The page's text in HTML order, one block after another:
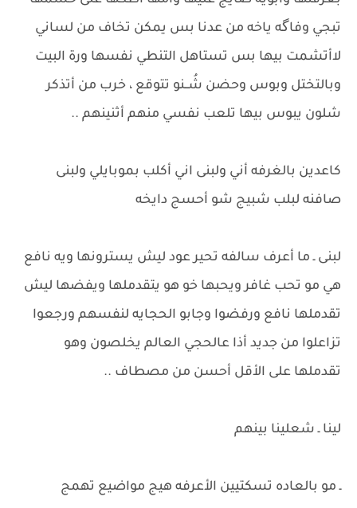
تبجي وفاگه ياخه من عدنا بس يمكن تخاف من لساني
لاأتشمت بيها بس تستاهل التنطي نفسها ورة البيت
وبالتختل وبوس وحضن شُــنو تتوقع ، خرب من أتذكر
شلون يبوس بيها تلعب نفسي منهم أثنينهم ..
كاعدين بالغرفه أني ولبنى اني أكلب بموبايلي ولبنى
صافنه لبلب شبيج شو أحسج دايخه
لبنى ـ ما أعرف سالفه تحير عود ليش يسترونها ويه نافع
هي مو تحب غافر ويحبها خو هو يتقدملها ويفضها ليش
تقدملها نافع ورفضوا وجابو الحجايه لنفسهم ورجعوا
تزاعلوا من جديد أذا عالحجي العالم يخلصون وهو
تقدملها على الأقل أحسن من مصطاف ..
لينا ـ شعلينا بينهم
ـ مو بالعاده تسكتيين الأعرفه هيج مواضيع تهمج